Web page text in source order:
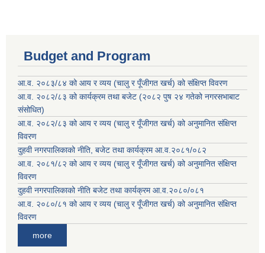
Budget and Program
आ.व. २०८३/८४ को आय र व्यय (चालु र पूँजीगत खर्च) को संक्षिप्त विवरण
आ.व. २०८२/८३ को कार्यक्रम तथा बजेट (२०८२ पुष २४ गतेको नगरसभाबाट
संसोधित)
आ.व. २०८२/८३ को आय र व्यय (चालु र पूँजीगत खर्च) को अनुमानित संक्षिप्त
विवरण
दुहवी नगरपालिकाको नीति, बजेट तथा कार्यक्रम आ.व.२०८१/०८२
आ.व. २०८१/८२ को आय र व्यय (चालु र पूँजीगत खर्च) को अनुमानित संक्षिप्त
विवरण
दुहवी नगरपालिकाको नीति बजेट तथा कार्यक्रम आ.व.२०८०/०८१
आ.व. २०८०/८१ को आय र व्यय (चालु र पूँजीगत खर्च) को अनुमानित संक्षिप्त
विवरण
more